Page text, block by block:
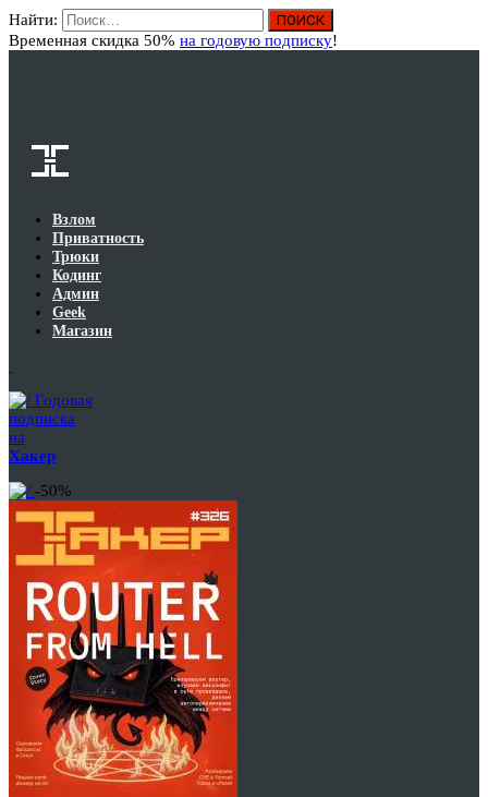
Найти:
Временная скидка 50% на годовую подписку!
Взлом
Приватность
Трюки
Кодинг
Админ
Geek
Магазин
Годовая
подписка
на
Хакер
-50%